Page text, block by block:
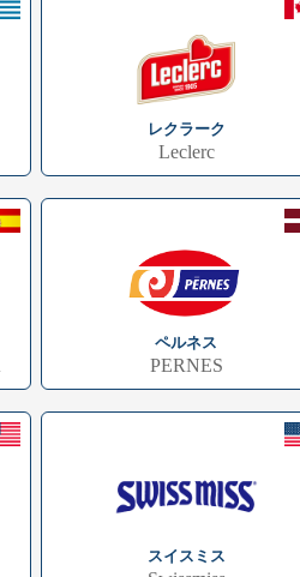
レクラーク
Leclerc
ペルネス
PERNES
スイスミス